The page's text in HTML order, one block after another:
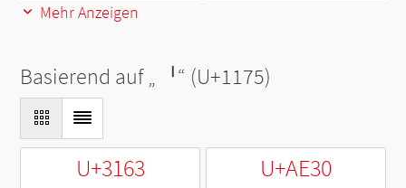
Mehr Anzeigen
Basierend auf „ ᅵ“ (U+1175)
U+3163 U+AE30